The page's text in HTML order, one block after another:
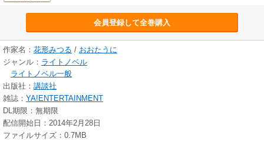
会員登録して全巻購入
作家名： 花形みつる / おおたうに
ジャンル： ライトノベル
ライトノベル一般
出版社： 講談社
雑誌： YA!ENTERTAINMENT
DL期限：無期限
配信開始日：2014年2月28日
ファイルサイズ：0.7MB